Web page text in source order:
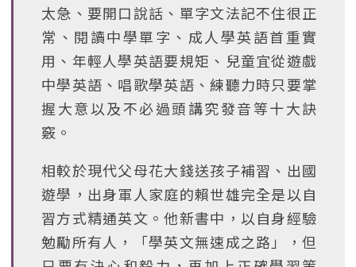
太急、要開口說話、單字文法記不住很正
常、閱讀中學單字、成人學英語首重實
用、年輕人學英語要規矩、兒童宜從遊戲
中學英語、唱歌學英語、練聽力時只要掌
握大意以及不必過頭講究發音等十大訣
竅。
相較於現代父母花大錢送孩子補習、出國
遊學，出身軍人家庭的賴世雄完全是以自
習方式精通英文。他新書中，以自身經驗
勉勵所有人，「學英文無速成之路」，但